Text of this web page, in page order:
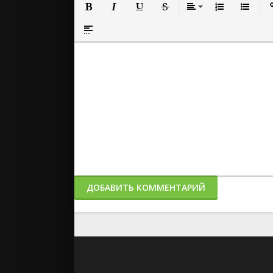
Вставка спойлера
ДОБАВИТЬ КОММЕНТАРИЙ